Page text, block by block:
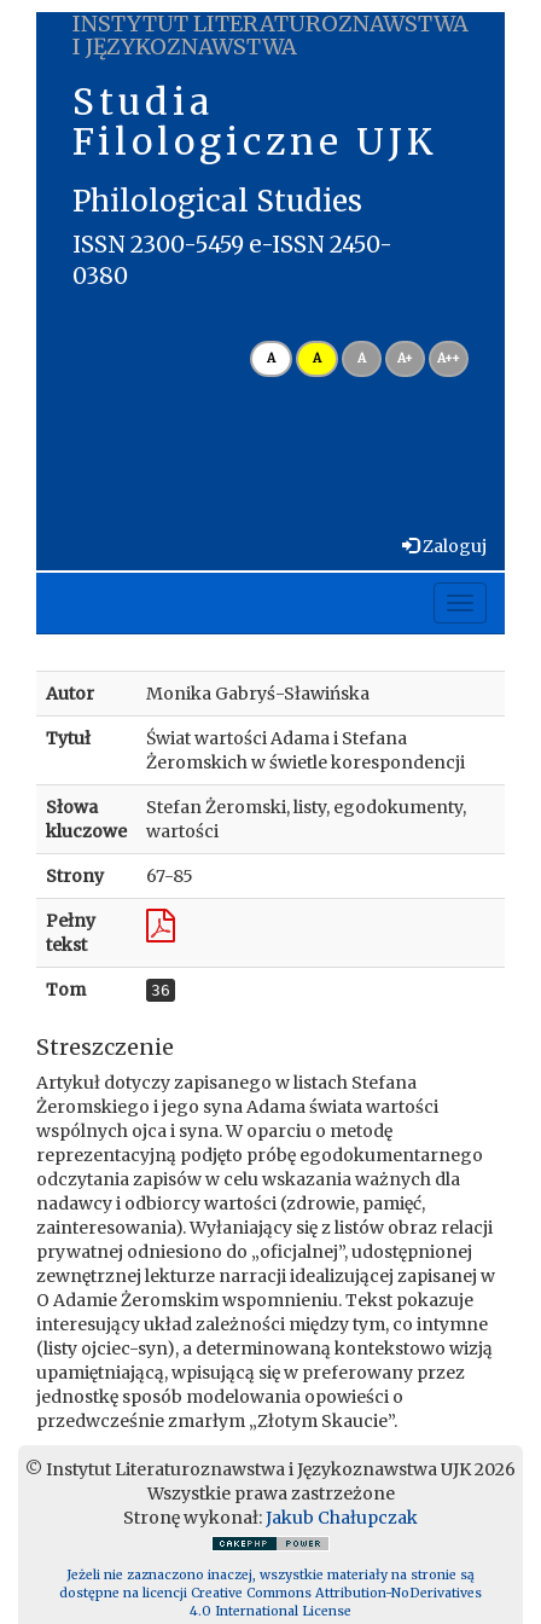
INSTYTUT LITERATUROZNAWSTWA
I JĘZYKOZNAWSTWA
Studia
Filologiczne UJK
Philological Studies
ISSN 2300-5459 e-ISSN 2450-
0380
A A A A+ A++
Zaloguj
Toggle
Autor Monika Gabryś-Sławińska
Tytuł
Świat wartości Adama i Stefana
Żeromskich w świetle korespondencji
Słowa
kluczowe
Stefan Żeromski, listy, egodokumenty,
wartości
Strony 67-85
Pełny
tekst
Tom 36
Streszczenie
Artykuł dotyczy zapisanego w listach Stefana
Żeromskiego i jego syna Adama świata wartości
wspólnych ojca i syna. W oparciu o metodę
reprezentacyjną podjęto próbę egodokumentarnego
odczytania zapisów w celu wskazania ważnych dla
nadawcy i odbiorcy wartości (zdrowie, pamięć,
zainteresowania). Wyłaniający się z listów obraz relacji
prywatnej odniesiono do „oficjalnej”, udostępnionej
zewnętrznej lekturze narracji idealizującej zapisanej w
O Adamie Żeromskim wspomnieniu. Tekst pokazuje
interesujący układ zależności między tym, co intymne
(listy ojciec-syn), a determinowaną kontekstowo wizją
upamiętniającą, wpisującą się w preferowany przez
jednostkę sposób modelowania opowieści o
przedwcześnie zmarłym „Złotym Skaucie”.
© Instytut Literaturoznawstwa i Językoznawstwa UJK 2026
Wszystkie prawa zastrzeżone
Stronę wykonał:Jakub Chałupczak
Jeżeli nie zaznaczono inaczej, wszystkie materiały na stronie są
dostępne na licencji Creative Commons Attribution-NoDerivatives
4.0 International License